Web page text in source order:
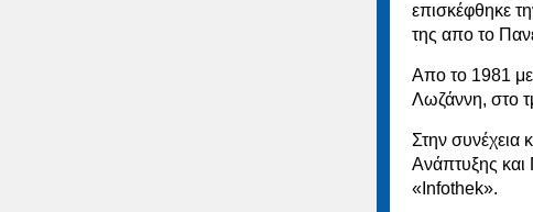
επισκέφθηκε
της απο το
Απο το 1981
Λωζάννη, στο
Στην συνέχεια
Ανάπτυξης και
«Infothek».